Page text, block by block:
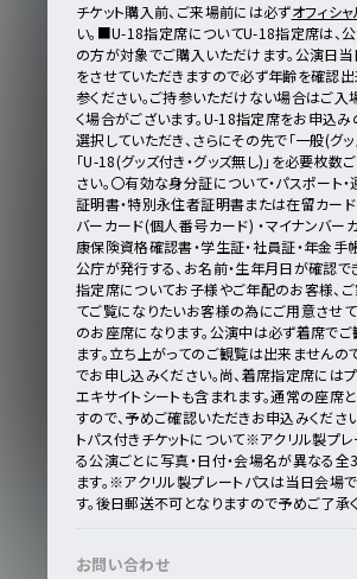
チケット購入前、ご来場前には必ずオフィシ
い。 ■U-18指定席についてU-18指定席は、
の方が対象でご購入いただけます。公演日
をさせていただきますので必ず年齢を確認
参ください。ご持参いただけない場合はご入
く場合がございます。U-18指定席をお申込み
選択していただき、さらにその先で「一般(グッ
「U-18(グッズ付き・グッズ無し)」を必要枚数
さい。〇有効な身分証について・パスポート
証明書・特別永住者証明書または在留カード
バーカード(個人番号カード) ・マイナンバー
康保険資格確認書・学生証・社員証・年金手
公庁が発行する、お名前・生年月日が確認で
指定席についてお子様やご年配のお客様、
てご覧になりたいお客様の為にご用意させて
のお座席になります。公演中は必ず着席でご
ます。立ち上がってのご観覧は出来ませんの
でお申し込みください。尚、着席指定席には
エキサイトシートも含まれます。通常の座席
すので、予めご確認いただきお申込みください
トパス付きチケットについて※アクリル製プ
る公演ごとに写真・日付・会場名が異なる
ます。※アクリル製プレートパスは当日会場
す。後日郵送不可となりますので予めご了承
お問い合わせ